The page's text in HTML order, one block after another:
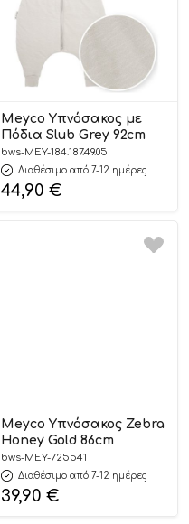
Meyco Υπνόσακος με
Πόδια Slub Grey 92cm
bws-MEY-184.187.49.05
Διαθέσιμο από 7-12 ημέρες
44,90 €
Meyco Υπνόσακος Zebra
Honey Gold 86cm
bws-MEY-725541
Διαθέσιμο από 7-12 ημέρες
39,90 €